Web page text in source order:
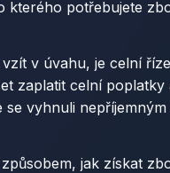
kterého potřebujete
v úvahu, je celní
zaplatit celní
vyhnuli
jak získat